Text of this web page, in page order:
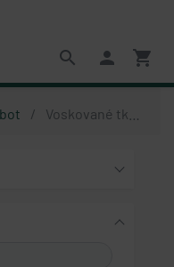
search person shopping_cart
Voskované tkaničky do bot